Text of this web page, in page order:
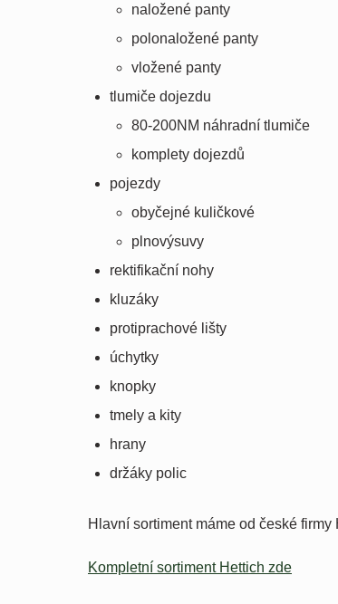
naložené panty
polonaložené panty
vložené panty
tlumiče dojezdu
80-200NM náhradní tlumiče
komplety dojezdů
pojezdy
obyčejné kuličkové
plnovýsuvy
rektifikační nohy
kluzáky
protiprachové lišty
úchytky
knopky
tmely a kity
hrany
držáky polic
Hlavní sortiment máme od české
Kompletní sortiment Hettich zde